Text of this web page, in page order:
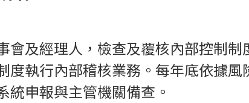
會及經理人，檢查及覆核內部控制
度執行內部稽核業務。每年底依據
統申報與主管機關備查。